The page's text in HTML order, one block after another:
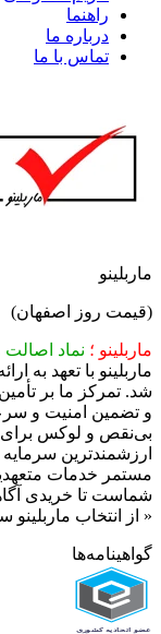
راهنما
درباره ما
تماس با ما
ماربلینو
(قیمت روز اصفهان)
ماربلینو ؛ نماد
ماربلینو با تعهد به
شد. تمرکز ما بر
و تضمین امنیت و
بی‌نقص و لوکس برای
ارزشمندترین
مستمر خدمات
شماست تا خریدی
« ​از انتخاب ماربلینو
گواهینامه‌ها